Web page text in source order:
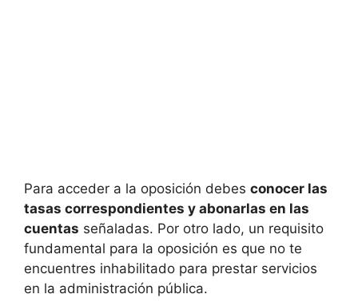
Para acceder a la oposición debes conocer las
tasas correspondientes y abonarlas en las
cuentas señaladas. Por otro lado, un requisito
fundamental para la oposición es que no te
encuentres inhabilitado para prestar servicios
en la administración pública.